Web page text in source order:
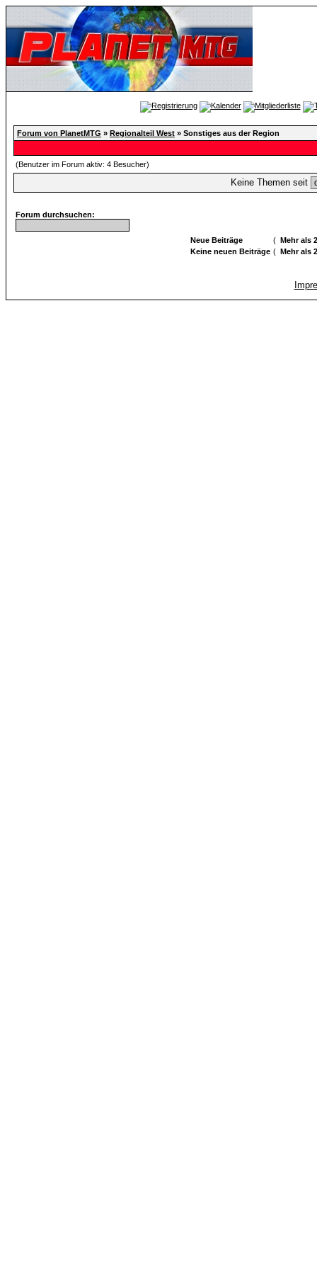
Forum von PlanetMTG » Regionalteil West » Sonstiges aus der Region
(Benutzer im Forum aktiv: 4 Besucher)
Keine Themen seit
Forum durchsuchen:
Neue Beiträge ( Mehr als
Keine neuen Beiträge ( Mehr als